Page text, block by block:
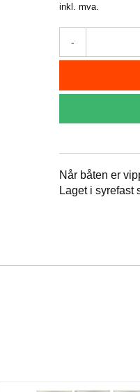
inkl. mva.
-
Når båten er
Laget i syrefast